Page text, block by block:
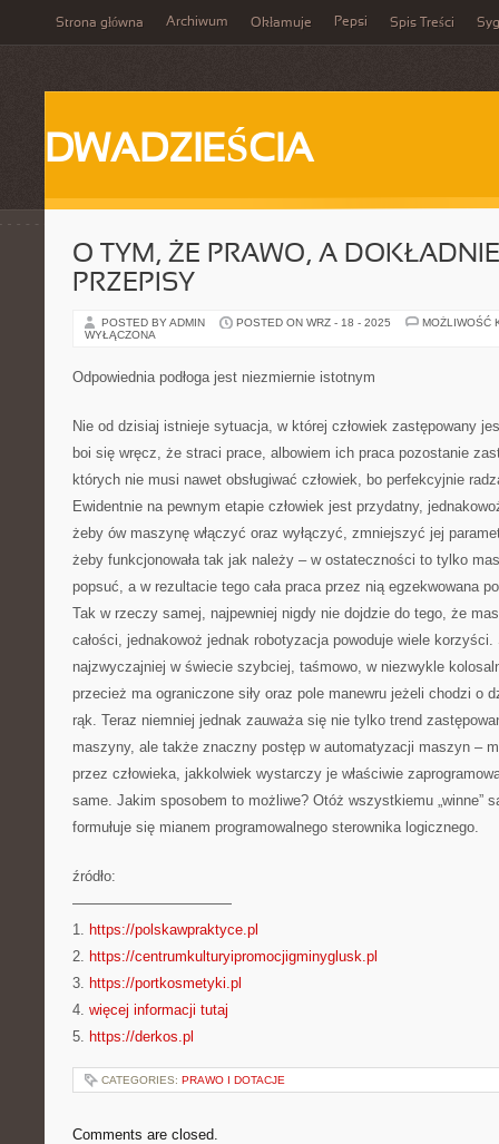
Strona główna Archiwum Okłamuje Pepsi Spis Treści
DWADZIEŚCIA
O TYM, ŻE PRAWO, A DOKŁADNIE
PRZEPISY
POSTED BY ADMIN POSTED ON WRZ - 18 - 2025
MOŻLIWOŚĆ
WYŁĄCZONA
Odpowiednia podłoga jest niezmiernie istotnym
Nie od dzisiaj istnieje sytuacja, w której człowiek zastępowany
boi się wręcz, że straci prace, albowiem ich praca pozostanie
których nie musi nawet obsługiwać człowiek, bo perfekcyjnie
Ewidentnie na pewnym etapie człowiek jest przydatny,
żeby ów maszynę włączyć oraz wyłączyć, zmniejszyć jej
żeby funkcjonowała tak jak należy – w ostateczności to tylko
popsuć, a w rezultacie tego cała praca przez nią egzekwowana
Tak w rzeczy samej, najpewniej nigdy nie dojdzie do tego, że
całości, jednakowoż jednak robotyzacja powoduje wiele
najzwyczajniej w świecie szybciej, taśmowo, w niezwykle
przecież ma ograniczone siły oraz pole manewru jeżeli chodzi o
rąk. Teraz niemniej jednak zauważa się nie tylko trend
maszyny, ale także znaczny postęp w automatyzacji maszyn –
przez człowieka, jakkolwiek wystarczy je właściwie
same. Jakim sposobem to możliwe? Otóż wszystkiemu „winne”
formułuje się mianem programowalnego sterownika logicznego.
źródło:
———————————
1. https://polskawpraktyce.pl
2. https://centrumkulturyipromocjigminyglusk.pl
3. https://portkosmetyki.pl
4. więcej informacji tutaj
5. https://derkos.pl
CATEGORIES: PRAWO I DOTACJE
Comments are closed.